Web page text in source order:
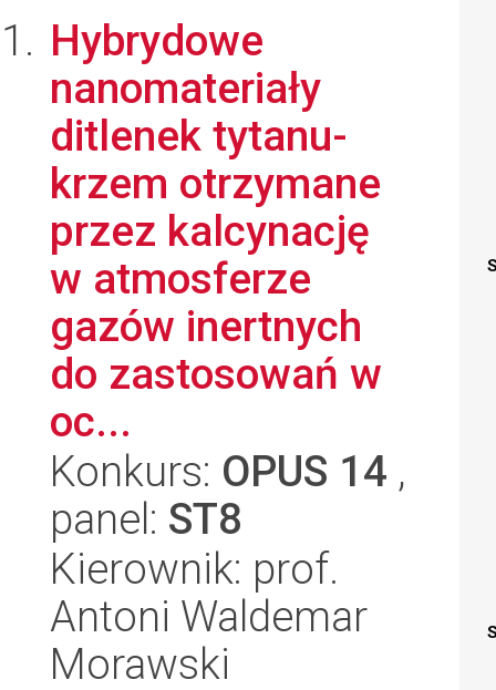
Hybrydowe
nanomateriały
ditlenek tytanu-
krzem otrzymane
przez kalcynację
w atmosferze
gazów inertnych
do zastosowań w
oc...
Konkurs: OPUS 14 ,
panel: ST8
Kierownik: prof.
Antoni Waldemar
Morawski